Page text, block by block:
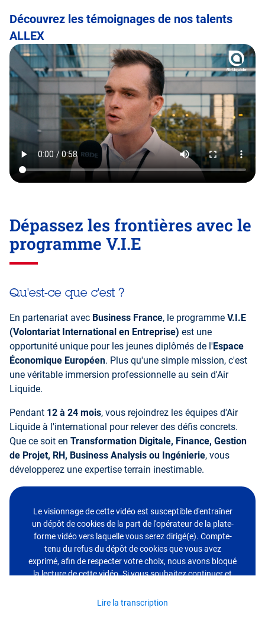
Traditional Path
Base Ops Technical Path
Découvrez les témoignages de nos talents
ALLEX
Dépassez les frontières avec le
programme V.I.E
Qu'est-ce que c'est ?
En partenariat avec Business France, le programme V.I.E
(Volontariat International en Entreprise) est une
opportunité unique pour les jeunes diplômés de l'Espace
Économique Européen. Plus qu'une simple mission, c'est
une véritable immersion professionnelle au sein d'Air
Liquide.
Pendant 12 à 24 mois, vous rejoindrez les équipes d'Air
Liquide à l'international pour relever des défis concrets.
Que ce soit en Transformation Digitale, Finance, Gestion
de Projet, RH, Business Analysis ou Ingénierie, vous
développerez une expertise terrain inestimable.
Le visionnage de cette vidéo est susceptible d'entraîner
un dépôt de cookies de la part de l'opérateur de la plate-
forme vidéo vers laquelle vous serez dirigé(e). Compte-
tenu du refus du dépôt de cookies que vous avez
exprimé, afin de respecter votre choix, nous avons bloqué
la lecture de cette vidéo. Si vous souhaitez continuer et
cliquant sur le bouton ci-dessous.
Lire la transcription